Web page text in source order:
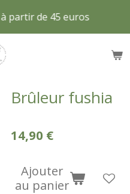
partir de 45 euros
Brûleur fushia
14,90 €
Ajouter
au panier